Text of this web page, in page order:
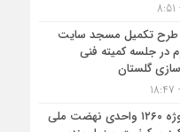
تکمیل مسجد سایت
در جلسه کمیته فنی
گلستان
شتاب در اجرای پروژه ۱۲۶۰ واحدی نهضت ملی